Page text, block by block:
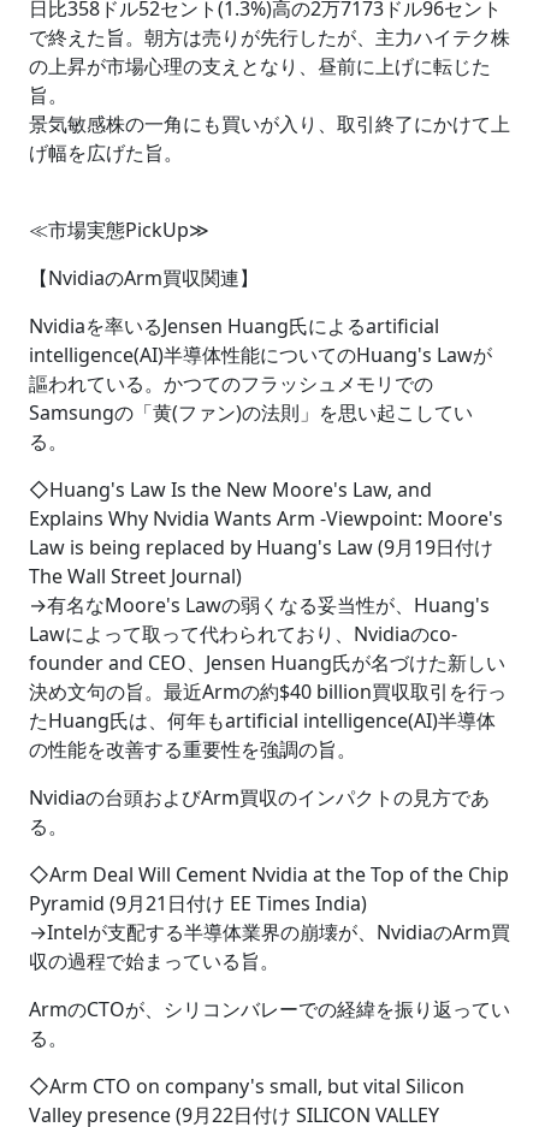
日比358ドル52セント(1.3%)高の2万7173ドル96セント
で終えた旨。朝方は売りが先行したが、主力ハイテク株
の上昇が市場心理の支えとなり、昼前に上げに転じた
旨。
景気敏感株の一角にも買いが入り、取引終了にかけて上
げ幅を広げた旨。
≪市場実態PickUp≫
【NvidiaのArm買収関連】
Nvidiaを率いるJensen Huang氏によるartificial
intelligence(AI)半導体性能についてのHuang's Lawが
謳われている。かつてのフラッシュメモリでの
Samsungの「黄(ファン)の法則」を思い起こしてい
る。
◇Huang's Law Is the New Moore's Law, and
Explains Why Nvidia Wants Arm -Viewpoint: Moore's
Law is being replaced by Huang's Law (9月19日付け
The Wall Street Journal)
→有名なMoore's Lawの弱くなる妥当性が、Huang's
Lawによって取って代わられており、Nvidiaのco-
founder and CEO、Jensen Huang氏が名づけた新しい
決め文句の旨。最近Armの約$40 billion買収取引を行っ
たHuang氏は、何年もartificial intelligence(AI)半導体
の性能を改善する重要性を強調の旨。
Nvidiaの台頭およびArm買収のインパクトの見方であ
る。
◇Arm Deal Will Cement Nvidia at the Top of the Chip
Pyramid (9月21日付け EE Times India)
→Intelが支配する半導体業界の崩壊が、NvidiaのArm買
収の過程で始まっている旨。
ArmのCTOが、シリコンバレーでの経緯を振り返ってい
る。
◇Arm CTO on company's small, but vital Silicon
Valley presence (9月22日付け SILICON VALLEY